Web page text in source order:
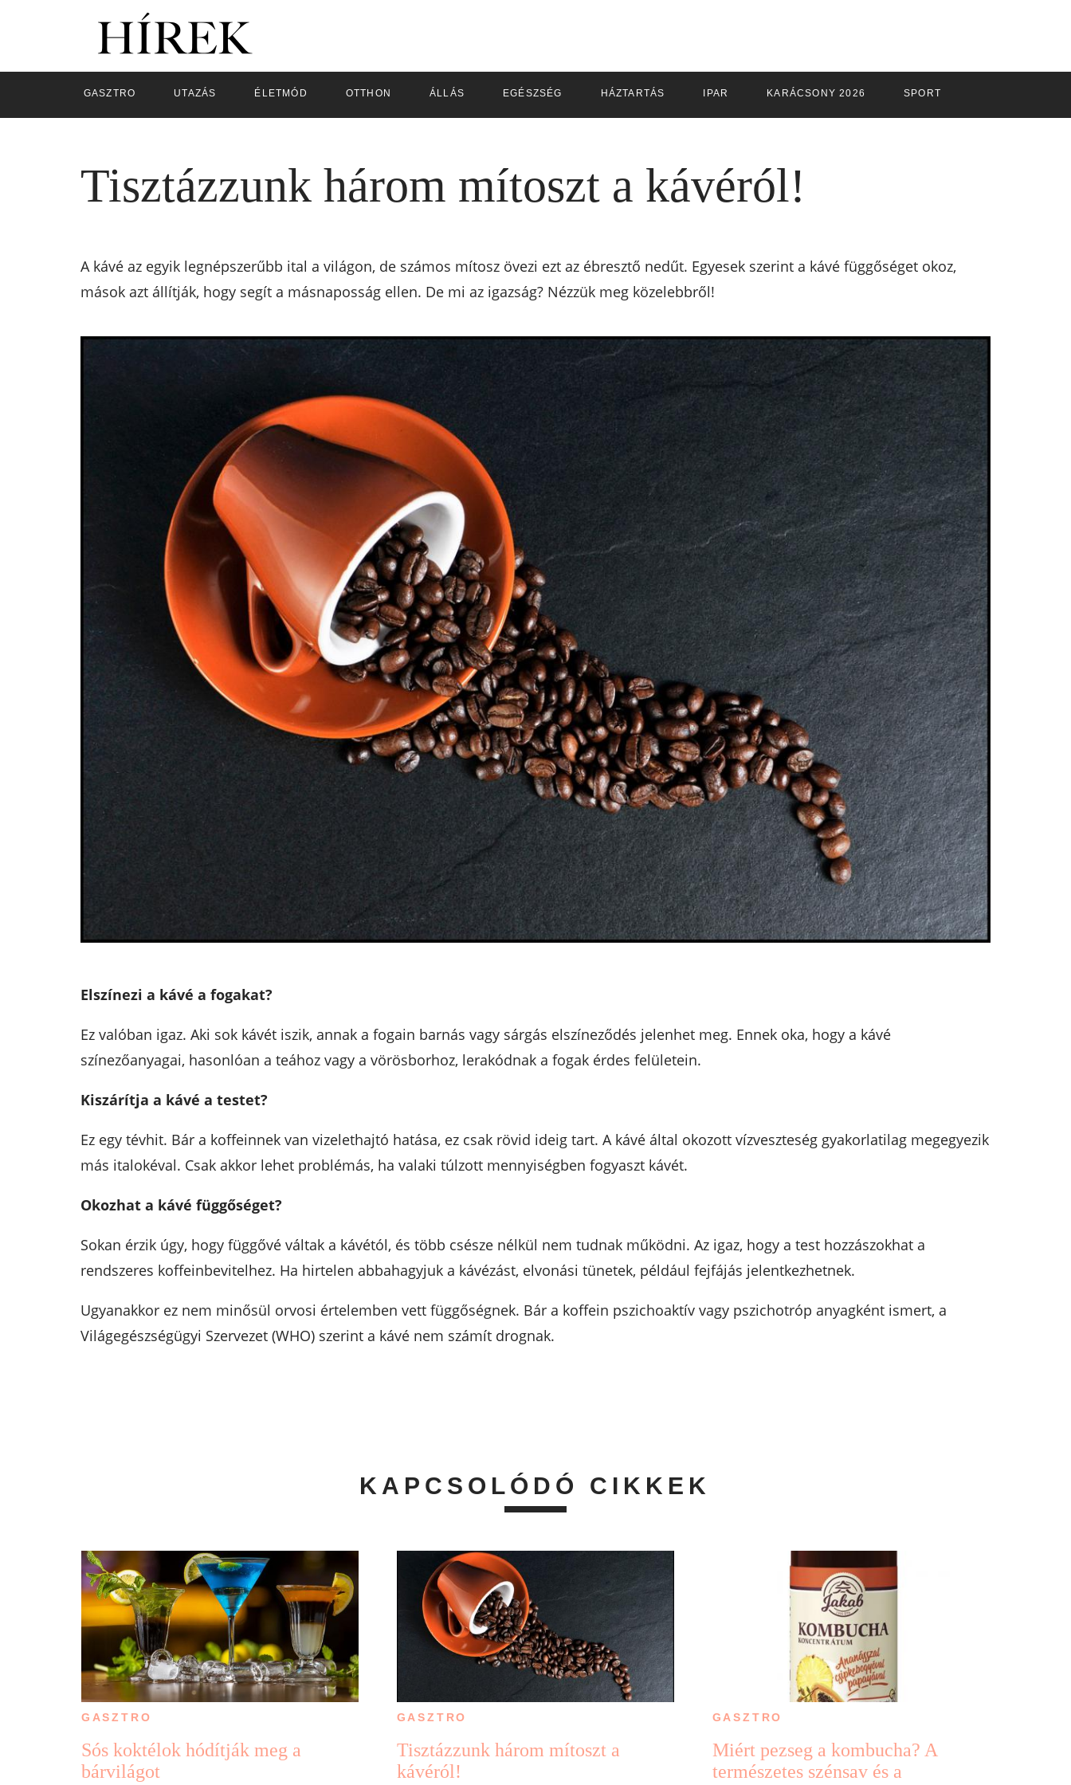
GASZTRO UTAZÁS ÉLETMÓD OTTHON ÁLLÁS EGÉSZSÉG HÁZTARTÁS IPAR KARÁCSONY 2026 SPORT
Tisztázzunk három mítoszt a kávéról!
A kávé az egyik legnépszerűbb ital a világon, de számos mítosz övezi ezt az ébresztő nedűt. Egyesek szerint a kávé függőséget okoz,
mások azt állítják, hogy segít a másnaposság ellen. De mi az igazság? Nézzük meg közelebbről!
Elszínezi a kávé a fogakat?
Ez valóban igaz. Aki sok kávét iszik, annak a fogain barnás vagy sárgás elszíneződés jelenhet meg. Ennek oka, hogy a kávé
színezőanyagai, hasonlóan a teához vagy a vörösborhoz, lerakódnak a fogak érdes felületein.
Kiszárítja a kávé a testet?
Ez egy tévhit. Bár a koffeinnek van vizelethajtó hatása, ez csak rövid ideig tart. A kávé által okozott vízveszteség gyakorlatilag megegyezik
más italokéval. Csak akkor lehet problémás, ha valaki túlzott mennyiségben fogyaszt kávét.
Okozhat a kávé függőséget?
Sokan érzik úgy, hogy függővé váltak a kávétól, és több csésze nélkül nem tudnak működni. Az igaz, hogy a test hozzászokhat a
rendszeres koffeinbevitelhez. Ha hirtelen abbahagyjuk a kávézást, elvonási tünetek, például fejfájás jelentkezhetnek.
Ugyanakkor ez nem minősül orvosi értelemben vett függőségnek. Bár a koffein pszichoaktív vagy pszichotróp anyagként ismert, a
Világegészségügyi Szervezet (WHO) szerint a kávé nem számít drognak.
KAPCSOLÓDÓ CIKKEK
GASZTRO
Sós koktélok hódítják meg a
bárvilágot
GASZTRO
Tisztázzunk három mítoszt a
kávéról!
GASZTRO
Miért pezseg a kombucha? A
természetes szénsav és a